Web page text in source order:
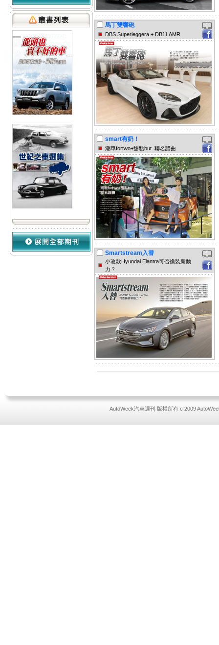
馬丁雙響砲
DBS Superleggera + DB11 AMR
smart有奶！
潮車fortwo+甜點but. 聯名譜曲
Smartstream入替
小改款Hyundai Elantra可否換裝新動
力？
AutoWeek汽車週刊 版權所有 c 2009